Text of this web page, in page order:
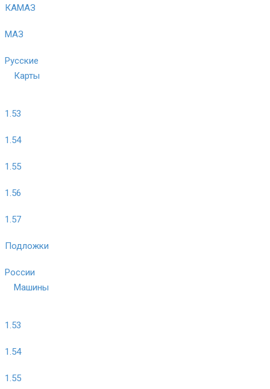
КАМАЗ
МАЗ
Русские
Карты
1.53
1.54
1.55
1.56
1.57
Подложки
России
Машины
1.53
1.54
1.55